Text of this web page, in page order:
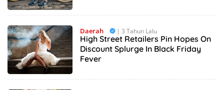
Daerah | 3 Tahun Lalu
High Street Retailers Pin Hopes On
Discount Splurge In Black Friday
Fever